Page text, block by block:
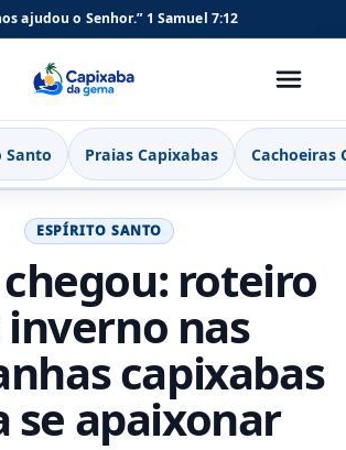
ajudou o Senhor.” 1 Samuel 7:12
Capixaba da Gema
Santo Praias Capixabas Cachoeiras
ESPÍRITO SANTO
roteiro
inverno nas
capixabas
se apaixonar